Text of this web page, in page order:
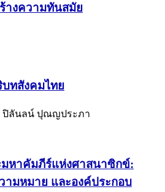
างความทันสมัย
ทสังคมไทย
ปิลันลน์ ปุณญประภา
หาคัมภีร์แห่งศาสนาซิกข์:
ามหมาย และองค์ประกอบ